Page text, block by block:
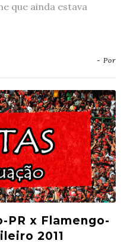
que ainda estava
- Por
x Flamengo-
2011